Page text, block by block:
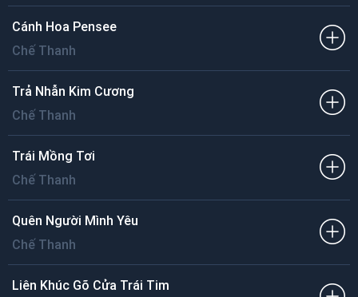
Cánh Hoa Pensee
Chế Thanh
Trả Nhẫn Kim Cương
Chế Thanh
Trái Mồng Tơi
Chế Thanh
Quên Người Mình Yêu
Chế Thanh
Liên Khúc Gõ Cửa Trái Tim